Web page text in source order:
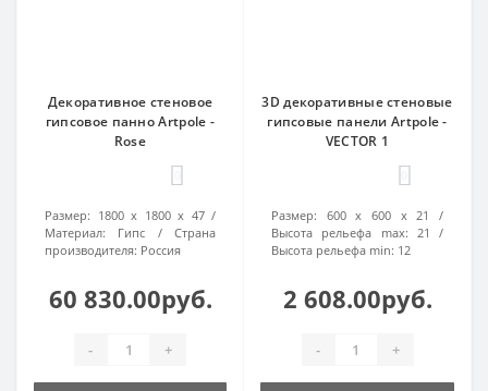
Декоративное стеновое
гипсовое панно Artpole -
Rose
Размер: 1800 х 1800 х 47
Материал:
Гипс
Страна
производителя: Россия
60 830.00руб.
- +
3D декоративные стеновые
гипсовые панели Artpole -
VECTOR 1
Размер:
600 х 600 х 21
Высота рельефа max: 21
Высота рельефа min: 12
2 608.00руб.
- +